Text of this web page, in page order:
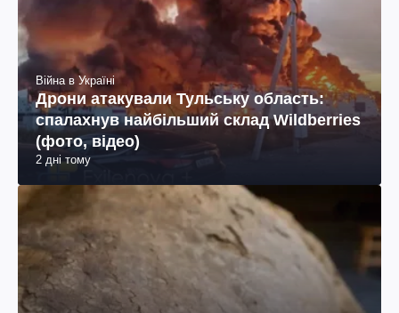
Війна в Україні
Дрони атакували Тульську область:
спалахнув найбільший склад Wildberries
(фото, відео)
2 дні тому